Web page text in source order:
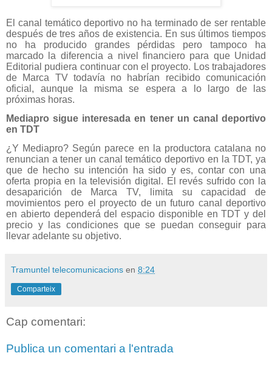
El canal temático deportivo no ha terminado de ser rentable
después de tres años de existencia. En sus últimos tiempos
no ha producido grandes pérdidas pero tampoco ha
marcado la diferencia a nivel financiero para que Unidad
Editorial pudiera continuar con el proyecto. Los trabajadores
de Marca TV todavía no habrían recibido comunicación
oficial, aunque la misma se espera a lo largo de las
próximas horas.
Mediapro sigue interesada en tener un canal deportivo
en TDT
¿Y Mediapro? Según parece en la productora catalana no
renuncian a tener un canal temático deportivo en la TDT, ya
que de hecho su intención ha sido y es, contar con una
oferta propia en la televisión digital. El revés sufrido con la
desaparición de Marca TV, limita su capacidad de
movimientos pero el proyecto de un futuro canal deportivo
en abierto dependerá del espacio disponible en TDT y del
precio y las condiciones que se puedan conseguir para
llevar adelante su objetivo.
Tramuntel telecomunicacions en 8:24
Comparteix
Cap comentari:
Publica un comentari a l'entrada